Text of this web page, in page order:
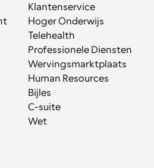
Klantenservice
Hoger Onderwijs
Telehealth
Professionele Diensten
Wervingsmarktplaats
Human Resources
Bijles
C-suite
Wet